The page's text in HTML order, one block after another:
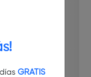
GRATIS